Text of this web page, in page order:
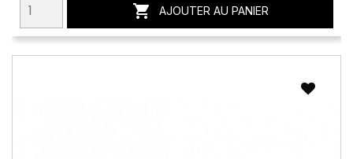
 AJOUTER AU PANIER